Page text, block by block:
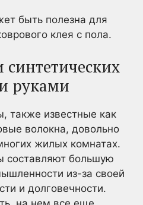
быть полезна для
клея с пола.
синтетических
руками
также известные как
волокна, довольно
жилых комнатах.
составляют большую
из-за своей
и долговечности.